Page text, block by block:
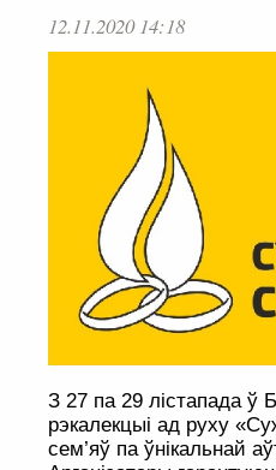
12.11.2020 14:18
З 27 па 29 лістапада ў
рэкалекцыі ад руху
сем’яў па ўнікальнай